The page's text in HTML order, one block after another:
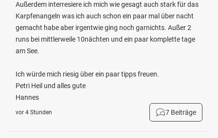
Außerdem interresiere ich mich wie gesagt auch stark für das
Karpfenangeln was ich auch schon ein paar mal über nacht
gemacht habe aber irgentwie ging noch garnichts. Außer 2
runs bei mittlerweile 10nächten und ein paar komplette tage
am See.
Ich würde mich riesig über ein paar tipps freuen.
Petri Heil und alles gute
Hannes
vor 4 Stunden 7 Beiträge